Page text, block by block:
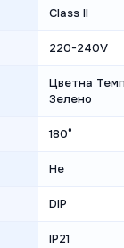
Class II
220-240V
Цветна
Зелено
180°
Не
DIP
IP21